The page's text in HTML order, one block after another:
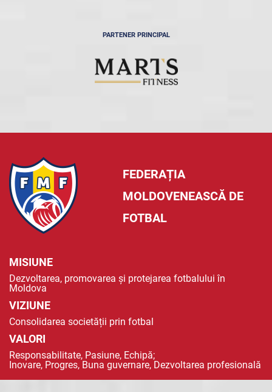
PARTENER PRINCIPAL
FEDERAȚIA
MOLDOVENEASCĂ DE
FOTBAL
MISIUNE
Dezvoltarea, promovarea și protejarea fotbalului în
Moldova
VIZIUNE
Consolidarea societății prin fotbal
VALORI
Responsabilitate, Pasiune, Echipă;
Inovare, Progres, Buna guvernare, Dezvoltarea profesională